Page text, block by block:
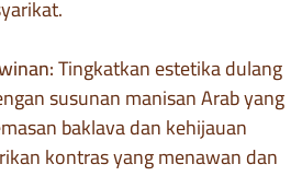
Tingkatkan estetika dulang
susunan manisan Arab yang
baklava dan kehijauan
kontras yang menawan dan